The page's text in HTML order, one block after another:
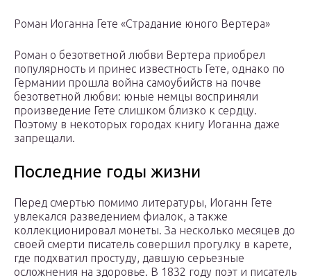
Роман Иоганна Гете «Страдание юного Вертера»
Роман о безответной любви Вертера приобрел
популярность и принес известность Гете, однако по
Германии прошла война самоубийств на почве
безответной любви: юные немцы восприняли
произведение Гете слишком близко к сердцу.
Поэтому в некоторых городах книгу Иоганна даже
запрещали.
Последние годы жизни
Перед смертью помимо литературы, Иоганн Гете
увлекался разведением фиалок, а также
коллекционировал монеты. За несколько месяцев до
своей смерти писатель совершил прогулку в карете,
где подхватил простуду, давшую серьезные
осложнения на здоровье. В 1832 году поэт и писатель